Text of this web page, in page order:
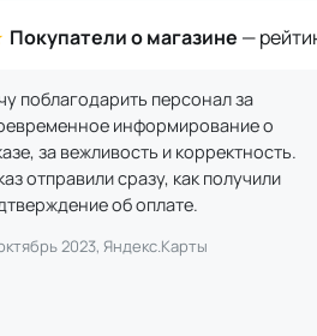
Покупатели о магазине —
поблагодарить персонал за
информирование о
за вежливость и корректность.
отправили сразу, как получили
об оплате.
2023, Яндекс.Карты